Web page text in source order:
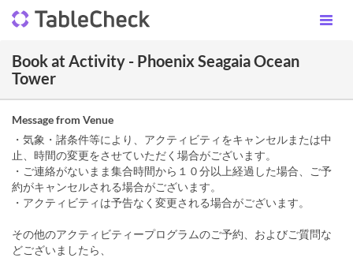
Book at Activity - Phoenix Seagaia Ocean
Tower
Message from Venue
・気象・諸条件等により、アクティビティをキャンセルまたは中
止、時間の変更をさせていただく場合がございます。
・ご連絡がないまま集合時間から１０分以上経過した場合、ご予
約がキャンセルされる場合がございます。
・アクティビティは予告なく変更される場合がございます。
その他のアクティビティープログラムのご予約、およびご質問な
どございましたら、